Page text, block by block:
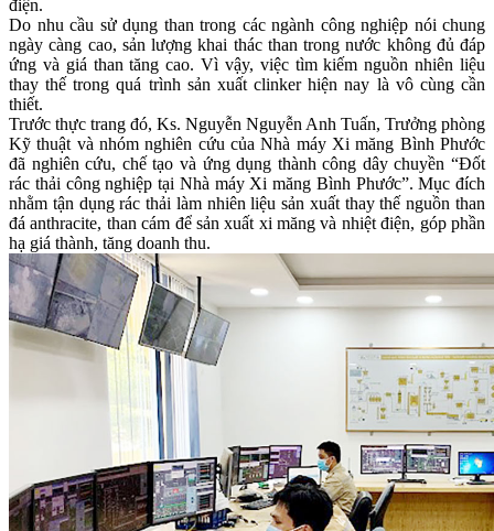
điện.
Do nhu cầu sử dụng than trong các ngành công nghiệp nói chung
ngày càng cao, sản lượng khai thác than trong nước không đủ đáp
ứng và giá than tăng cao. Vì vậy, việc tìm kiếm nguồn nhiên liệu
thay thế trong quá trình sản xuất clinker hiện nay là vô cùng cần
thiết.
Trước thực trang đó, Ks. Nguyễn Nguyễn Anh Tuấn, Trưởng phòng
Kỹ thuật và nhóm nghiên cứu của Nhà máy Xi măng Bình Phước
đã nghiên cứu, chế tạo và ứng dụng thành công dây chuyền “Đốt
rác thải công nghiệp tại Nhà máy Xi măng Bình Phước”. Mục đích
nhằm tận dụng rác thải làm nhiên liệu sản xuất thay thế nguồn than
đá anthracite, than cám để sản xuất xi măng và nhiệt điện, góp phần
hạ giá thành, tăng doanh thu.